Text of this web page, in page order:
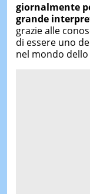
giornalmente
grande
grazie alle
di essere uno
nel mondo